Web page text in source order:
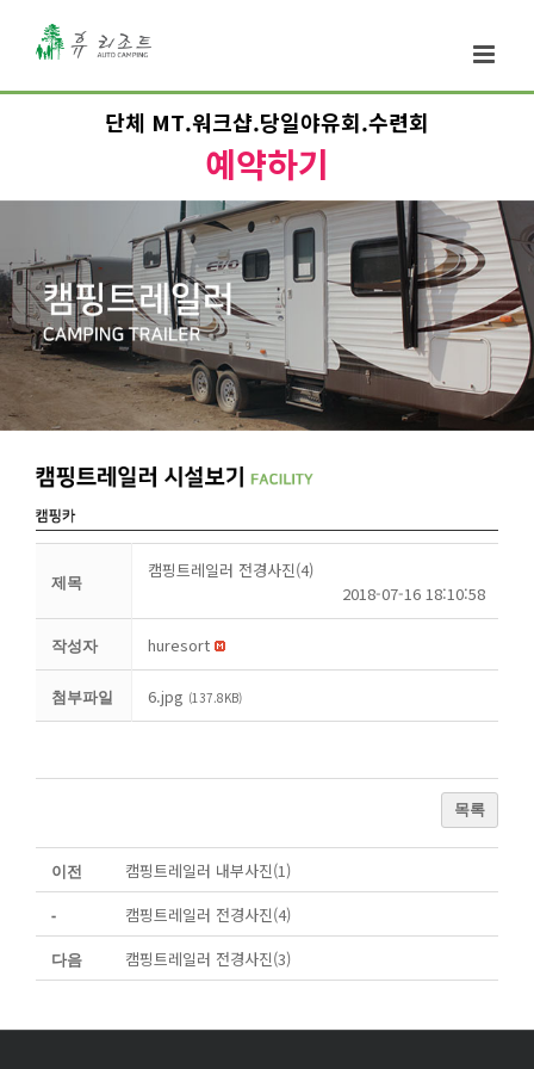
단체 MT.워크샵.당일야유회.수련회
예약하기
제목
캠핑트레일러 전경사진(4)
2018-07-16 18:10:58
작성자 huresort
첨부파일 6.jpg (137.8KB)
목록
이전 캠핑트레일러 내부사진(1)
- 캠핑트레일러 전경사진(4)
다음 캠핑트레일러 전경사진(3)